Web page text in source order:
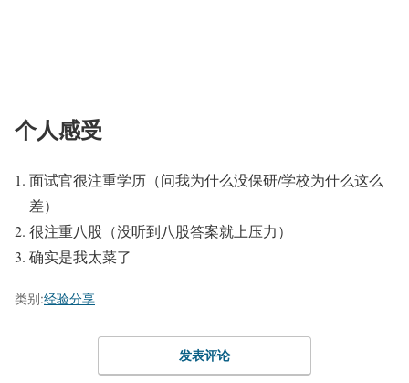
个人感受
面试官很注重学历（问我为什么没保研/学校为什么这么
差）
很注重八股（没听到八股答案就上压力）
确实是我太菜了
类别:经验分享
发表评论